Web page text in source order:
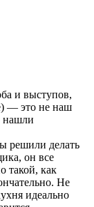
и выступов,
— это не наш
нашли
решили делать
он все
такой, как
Не
идеально